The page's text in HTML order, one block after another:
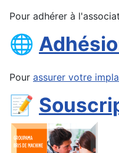
Pour adhérer à
🌐
Pour assurer votre
📝